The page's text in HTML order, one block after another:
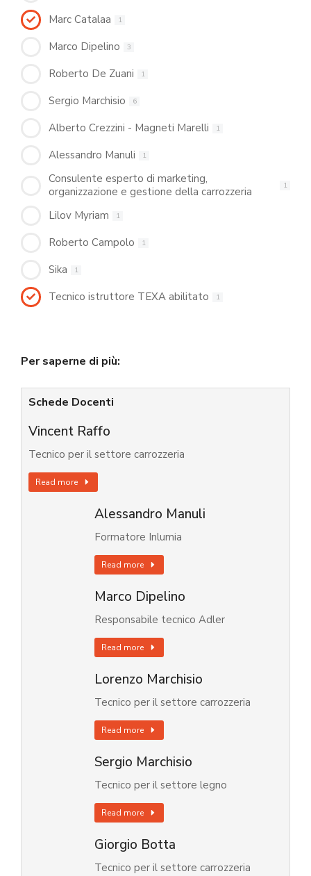
Marc Catalaa 1
Marco Dipelino 3
Roberto De Zuani 1
Sergio Marchisio 6
Alberto Crezzini - Magneti Marelli 1
Alessandro Manuli 1
Consulente esperto di marketing,
organizzazione e gestione della carrozzeria
1
Lilov Myriam 1
Roberto Campolo 1
Sika 1
Tecnico istruttore TEXA abilitato 1
Per saperne di più:
Schede Docenti
Vincent Raffo
Tecnico per il settore carrozzeria
Read more
Alessandro Manuli
Formatore Inlumia
Read more
Marco Dipelino
Responsabile tecnico Adler
Read more
Lorenzo Marchisio
Tecnico per il settore carrozzeria
Read more
Sergio Marchisio
Tecnico per il settore legno
Read more
Giorgio Botta
Tecnico per il settore carrozzeria